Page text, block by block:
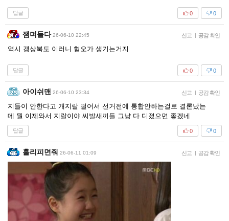
답글 0
0
잼며들다 26-06-10 22:45 신고 | 공감 확인
역시 갱상북도 이러니 혐오가 생기는거지
답글 0
0
아이쉬맨 26-06-10 23:34 신고 | 공감 확인
지들이 안한다고 개지랄 떨어서 선거전에 통합안하는걸로 결론났는
데 뭘 이제와서 지랄이야 씨발새끼들 그냥 다 디졌으면 좋겠네
답글 0
0
홀리피면줘 26-06-11 01:09 신고 | 공감 확인